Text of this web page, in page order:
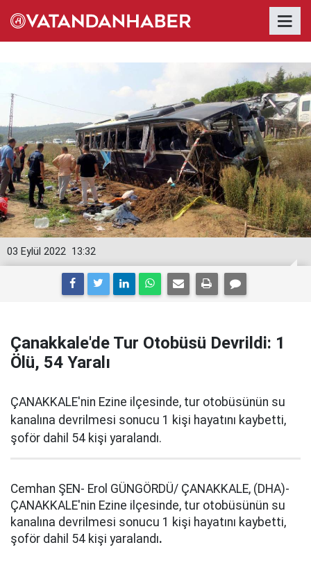
13:32
03 Eylül 2022
Çanakkale'de Tur Otobüsü Devrildi: 1
Ölü, 54 Yaralı
ÇANAKKALE'nin Ezine ilçesinde, tur otobüsünün su
kanalına devrilmesi sonucu 1 kişi hayatını kaybetti,
şoför dahil 54 kişi yaralandı.
Cemhan ŞEN- Erol GÜNGÖRDÜ/ ÇANAKKALE, (DHA)-
ÇANAKKALE'nin Ezine ilçesinde, tur otobüsünün su
kanalına devrilmesi sonucu 1 kişi hayatını kaybetti,
şoför dahil 54 kişi yaralandı.